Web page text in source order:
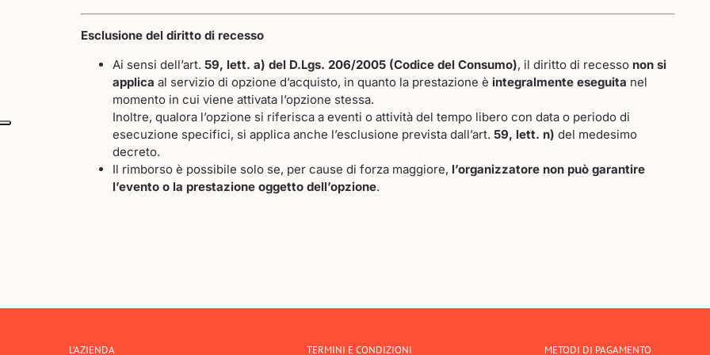
Esclusione del diritto di recesso
Ai sensi dell’art. 59, lett. a) del D.Lgs. 206/2005 (Codice del Consumo), il diritto di recesso non si
applica al servizio di opzione d’acquisto, in quanto la prestazione è integralmente eseguita nel
momento in cui viene attivata l’opzione stessa.
Inoltre, qualora l’opzione si riferisca a eventi o attività del tempo libero con data o periodo di
esecuzione specifici, si applica anche l’esclusione prevista dall’art. 59, lett. n) del medesimo
decreto.
Il rimborso è possibile solo se, per cause di forza maggiore, l’organizzatore non può garantire
l’evento o la prestazione oggetto dell’opzione.
L’AZIENDA TERMINI E CONDIZIONI METODI DI PAGAMENTO